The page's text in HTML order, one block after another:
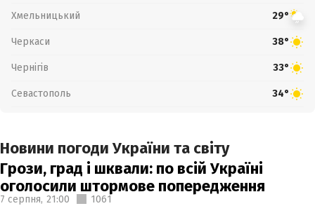
Хмельницький 29°
Черкаси 38°
Чернігів 33°
Севастополь 34°
Новини погоди України та світу
Грози, град і шквали: по всій Україні
оголосили штормове попередження
7 серпня, 21:00 1061